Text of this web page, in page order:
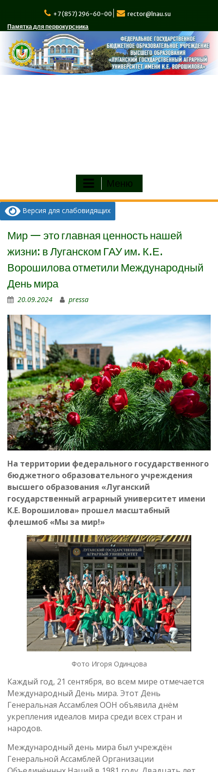
содержимому
+7 (857) 296-60-00
rector@lnau.su
Памятка для первокурсника
Меню
Версия для слабовидящих
Мир — это главная ценность нашей
жизни: в Луганском ГАУ им. К.Е.
Ворошилова отметили Международный
День мира
20.09.2024 pressa
На территории федерального государственного
бюджетного образовательного учреждения
высшего образования «Луганский
государственный аграрный университет имени
К.Е. Ворошилова» прошел масштабный
флешмоб «Мы за мир!»
Фото Игоря Одинцова
Каждый год, 21 сентября, во всем мире отмечается
Международный День мира. Этот День
Генеральная Ассамблея ООН объявила днём
укрепления идеалов мира среди всех стран и
народов.
Международный день мира был учреждён
Генеральной Ассамблей Организации